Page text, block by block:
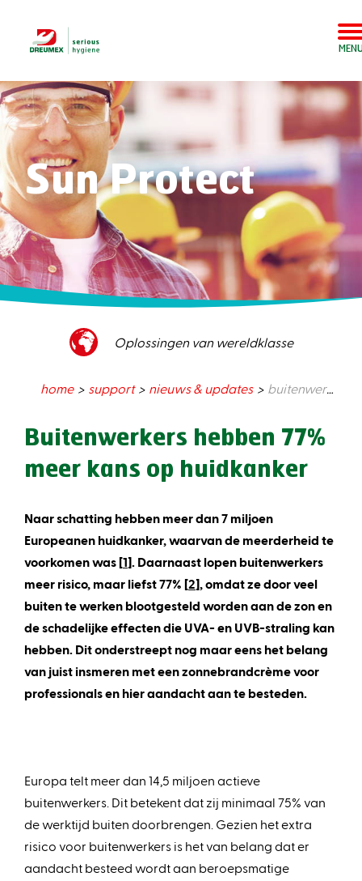
Sun Protect
Superieure klantenservice
home support nieuws & updates buitenwerkers hebben 77% meer kans op huidkanker
Buitenwerkers hebben 77%
meer kans op huidkanker
Naar schatting hebben meer dan 7 miljoen
Europeanen huidkanker, waarvan de meerderheid te
voorkomen was [1]. Daarnaast lopen buitenwerkers
meer risico, maar liefst 77% [2], omdat ze door veel
buiten te werken blootgesteld worden aan de zon en
de schadelijke effecten die UVA- en UVB-straling kan
hebben. Dit onderstreept nog maar eens het belang
van juist insmeren met een zonnebrandcrème voor
professionals en hier aandacht aan te besteden.
Europa telt meer dan 14,5 miljoen actieve
buitenwerkers. Dit betekent dat zij minimaal 75% van
de werktijd buiten doorbrengen. Gezien het extra
risico voor buitenwerkers is het van belang dat er
aandacht besteed wordt aan beroepsmatige